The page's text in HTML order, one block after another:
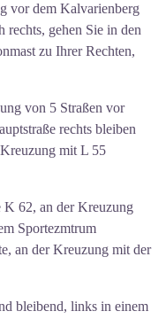
vor dem Kalvarienberg
gehen Sie in den
zu Ihrer Rechten,
von 5 Straßen vor
rechts bleiben
mit L 55
K 62, an der Kreuzung
Sportezmtrum
an der Kreuzung mit der
bleibend, links in einem